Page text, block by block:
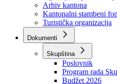
BPK šume
RTV BPK
Agencija za privatizaciju
Arhiv kantona
Kantonalni stambeni
Turistička organizacija
Dokumenti
Skupština